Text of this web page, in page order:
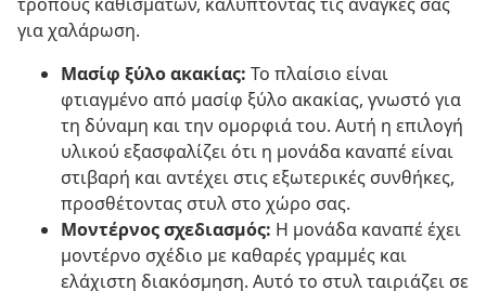
για χαλάρωση.
Μασίφ ξύλο ακακίας: Το πλαίσιο είναι
φτιαγμένο από μασίφ ξύλο ακακίας, γνωστό για
τη δύναμη και την ομορφιά του. Αυτή η επιλογή
υλικού εξασφαλίζει ότι η μονάδα καναπέ είναι
στιβαρή και αντέχει στις εξωτερικές συνθήκες,
προσθέτοντας στυλ στο χώρο σας.
Μοντέρνος σχεδιασμός: Η μονάδα καναπέ έχει
μοντέρνο σχέδιο με καθαρές γραμμές και
ελάχιστη διακόσμηση. Αυτό το στυλ ταιριάζει σε